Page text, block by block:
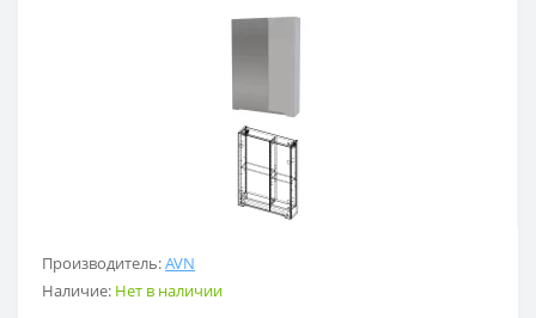
Производитель:AVN
Наличие: Нет в наличии